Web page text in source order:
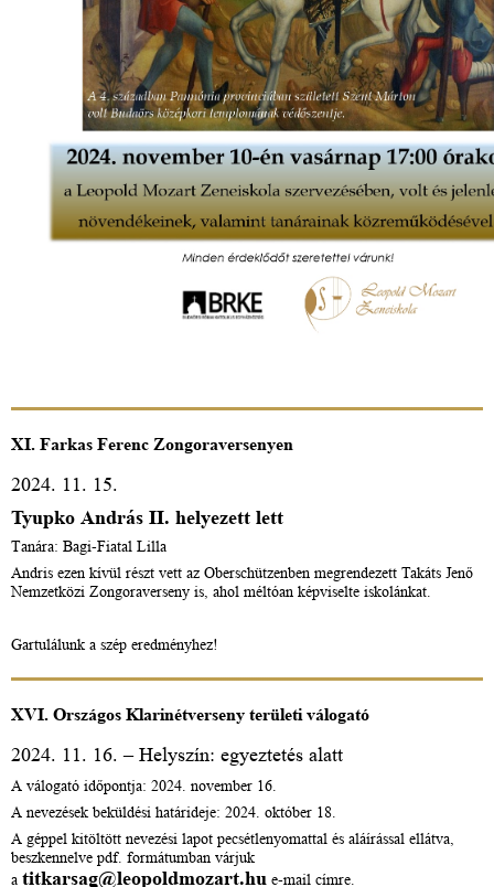
XI. Farkas Ferenc Zongoraversenyen
2024. 11. 15.
Tyupko András II. helyezett lett
Tanára: Bagi-Fiatal Lilla
Andris ezen kívül részt vett az Oberschützenben megrendezett Takáts Jenő
Nemzetközi Zongoraverseny is, ahol méltóan képviselte iskolánkat.
Gartulálunk a szép eredményhez!
XVI. Országos Klarinétverseny területi válogató
2024. 11. 16. – Helyszín: egyeztetés alatt
A válogató időpontja: 2024. november 16.
A nevezések beküldési határideje: 2024. október 18.
A géppel kitöltött nevezési lapot pecsétlenyomattal és aláírással ellátva,
beszkennelve pdf. formátumban várjuk
a titkarsag@leopoldmozart.hu e-mail címre.